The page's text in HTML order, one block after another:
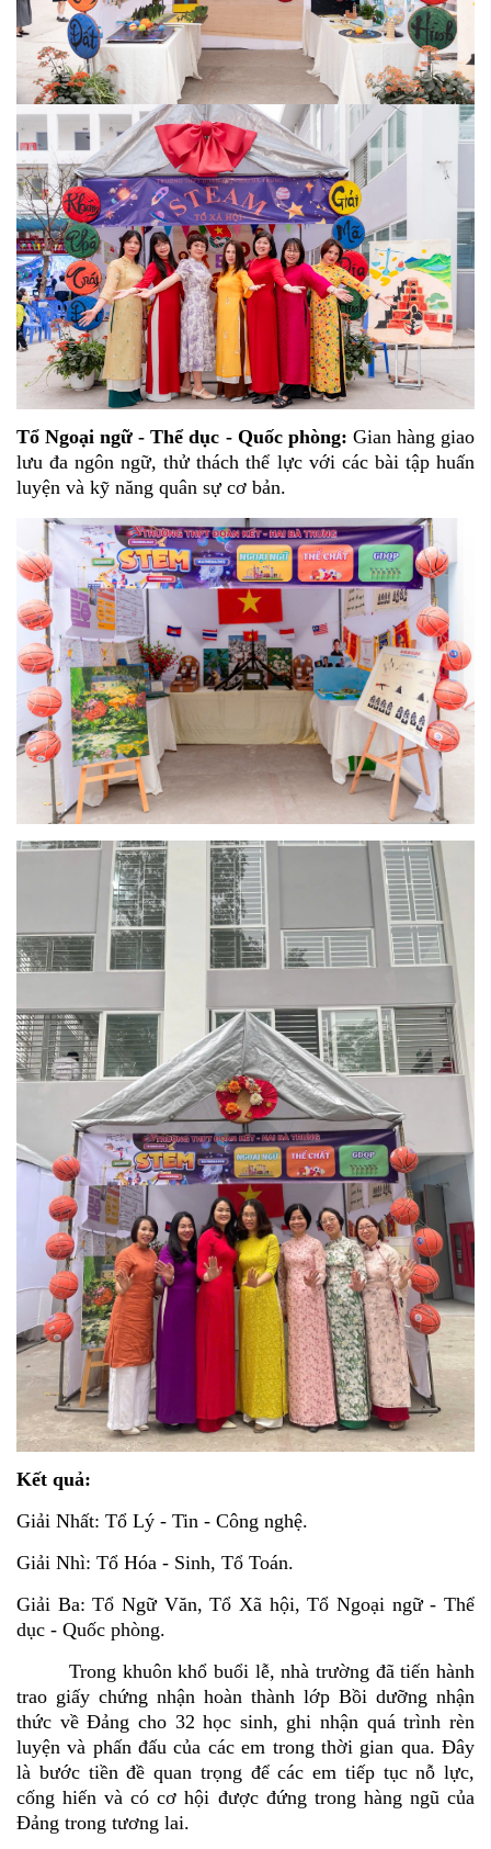
Tổ Ngoại ngữ - Thể dục - Quốc phòng: Gian hàng giao
lưu đa ngôn ngữ, thử thách thể lực với các bài tập huấn
luyện và kỹ năng quân sự cơ bản.
Kết quả:
Giải Nhất: Tổ Lý - Tin - Công nghệ.
Giải Nhì: Tổ Hóa - Sinh, Tổ Toán.
Giải Ba: Tổ Ngữ Văn, Tổ Xã hội, Tổ Ngoại ngữ - Thể
dục - Quốc phòng.
Trong khuôn khổ buổi lễ, nhà trường đã tiến hành
trao giấy chứng nhận hoàn thành lớp Bồi dưỡng nhận
thức về Đảng cho 32 học sinh, ghi nhận quá trình rèn
luyện và phấn đấu của các em trong thời gian qua. Đây
là bước tiền đề quan trọng để các em tiếp tục nỗ lực,
cống hiến và có cơ hội được đứng trong hàng ngũ của
Đảng trong tương lai.